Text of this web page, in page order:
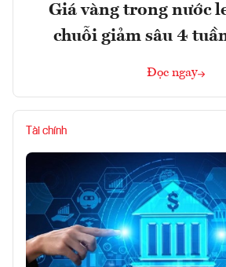
Giá vàng trong nước
chuỗi giảm sâu 4
Đọc ngay
Tài chính